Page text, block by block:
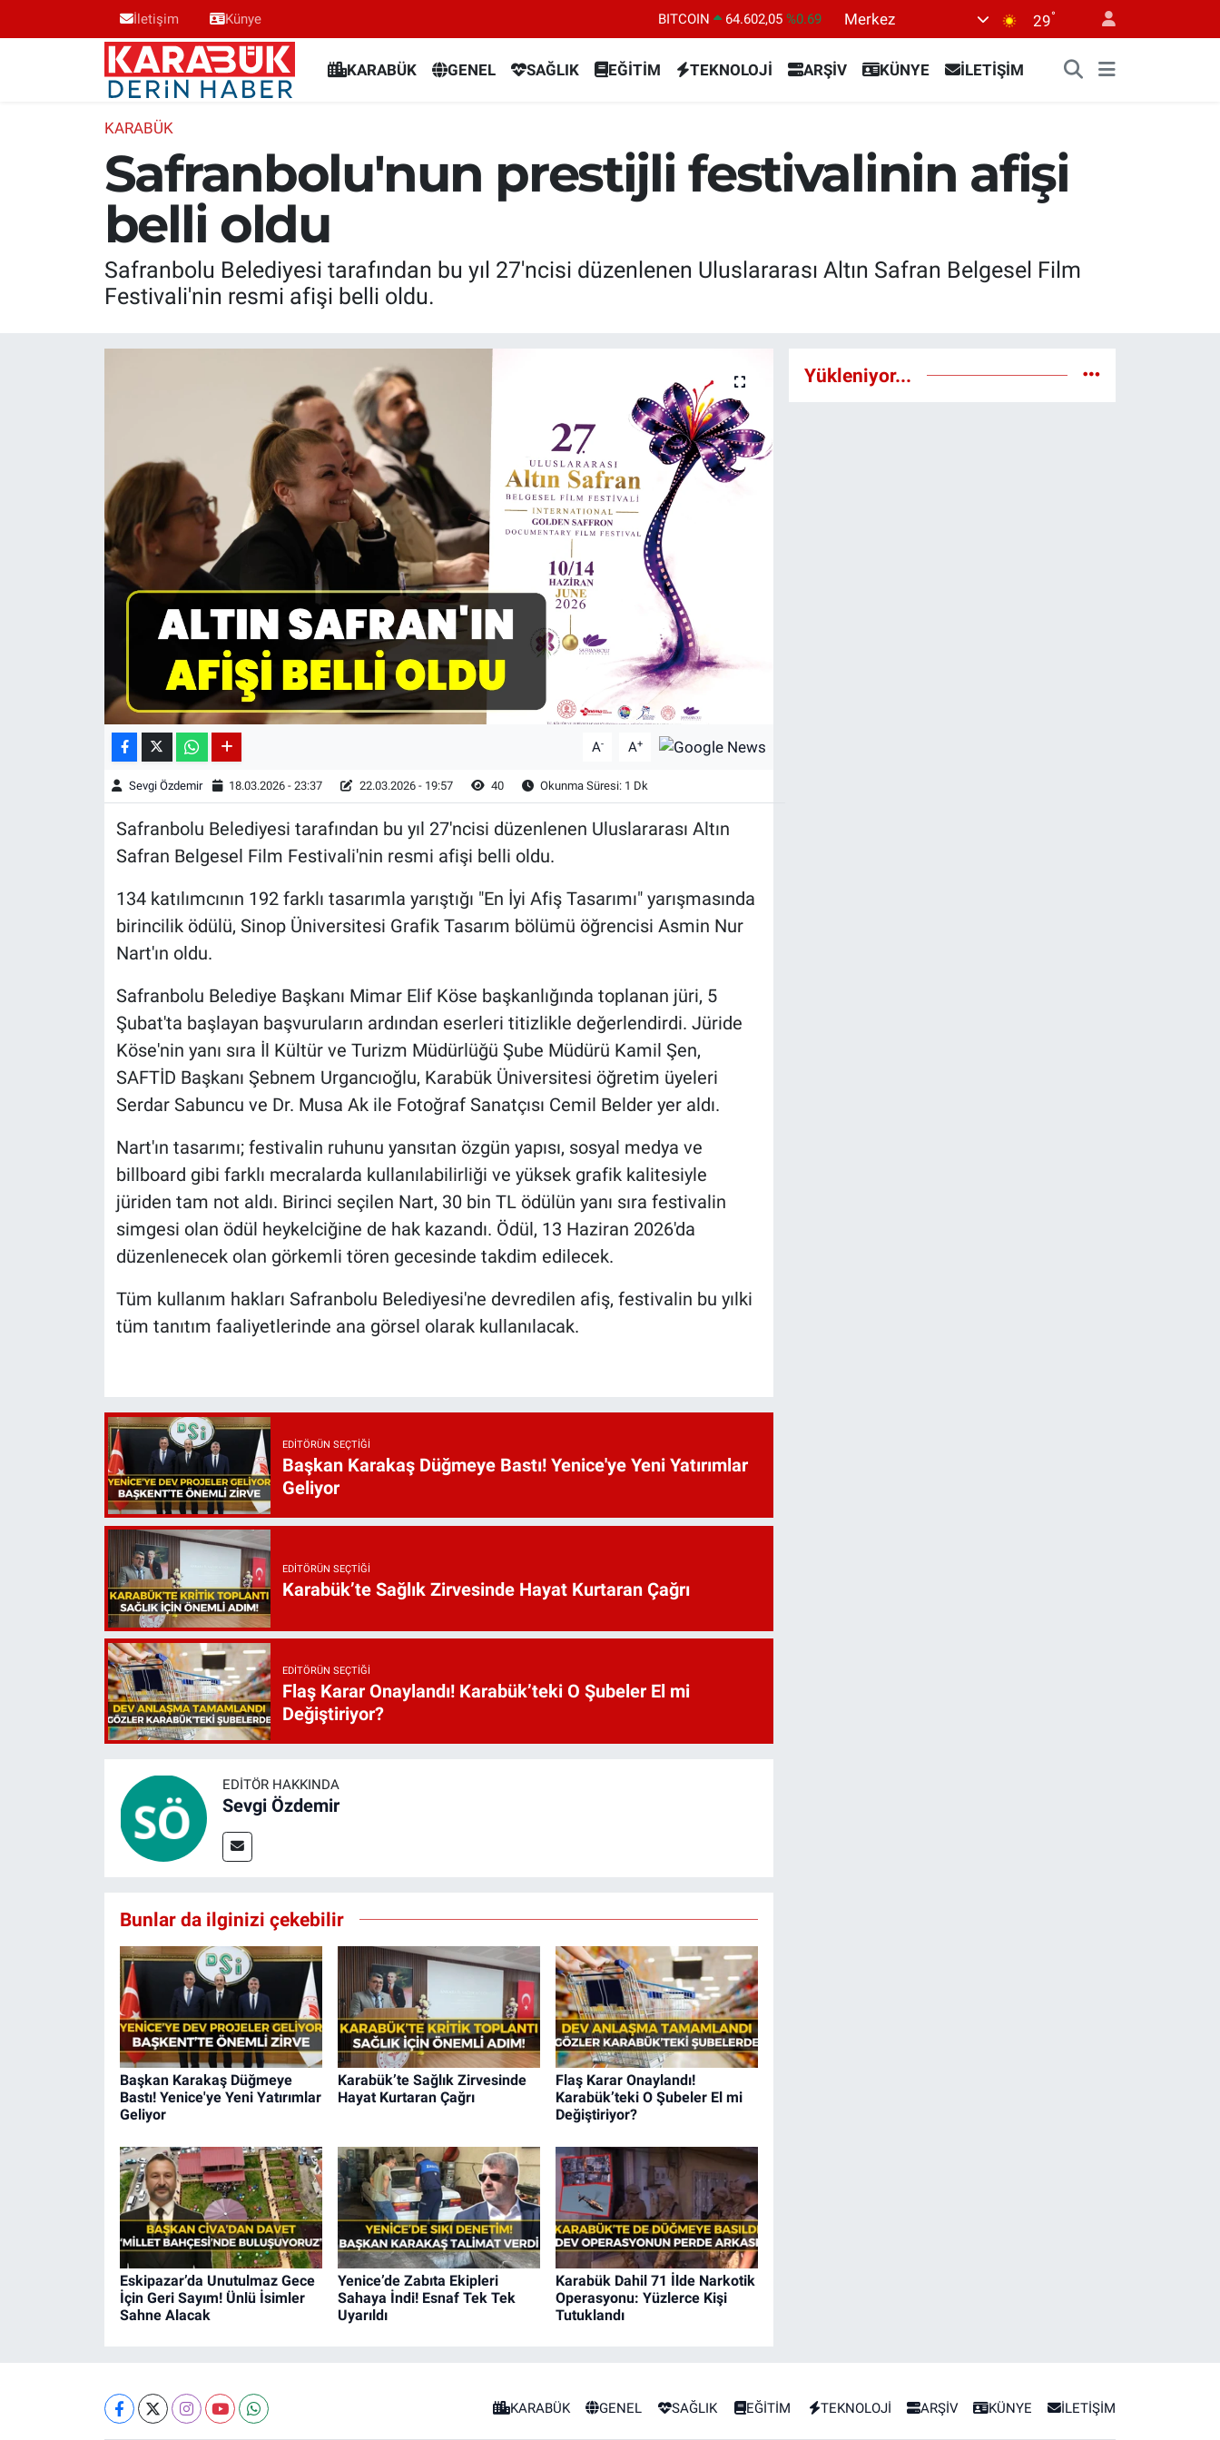
İletişim Künye BITCOIN 64.602,05 %0.69
GRAM ALTIN
%0.32
BİST100
13.768 %48
Merkez 29°
KARABÜK GENEL SAĞLIK EĞİTİM TEKNOLOJİ ARŞİV KÜNYE İLETİŞİM
KARABÜK
Safranbolu'nun prestijli festivalinin afişi
belli oldu
Safranbolu Belediyesi tarafından bu yıl 27'ncisi düzenlenen Uluslararası Altın Safran Belgesel Film
Festivali'nin resmi afişi belli oldu.
A- A+
Sevgi Özdemir 18.03.2026 - 23:37 22.03.2026 - 19:57 40 Okunma Süresi: 1 Dk
Safranbolu Belediyesi tarafından bu yıl 27'ncisi düzenlenen Uluslararası Altın
Safran Belgesel Film Festivali'nin resmi afişi belli oldu.
134 katılımcının 192 farklı tasarımla yarıştığı "En İyi Afiş Tasarımı" yarışmasında
birincilik ödülü, Sinop Üniversitesi Grafik Tasarım bölümü öğrencisi Asmin Nur
Nart'ın oldu.
Safranbolu Belediye Başkanı Mimar Elif Köse başkanlığında toplanan jüri, 5
Şubat'ta başlayan başvuruların ardından eserleri titizlikle değerlendirdi. Jüride
Köse'nin yanı sıra İl Kültür ve Turizm Müdürlüğü Şube Müdürü Kamil Şen,
SAFTİD Başkanı Şebnem Urgancıoğlu, Karabük Üniversitesi öğretim üyeleri
Serdar Sabuncu ve Dr. Musa Ak ile Fotoğraf Sanatçısı Cemil Belder yer aldı.
Nart'ın tasarımı; festivalin ruhunu yansıtan özgün yapısı, sosyal medya ve
billboard gibi farklı mecralarda kullanılabilirliği ve yüksek grafik kalitesiyle
jüriden tam not aldı. Birinci seçilen Nart, 30 bin TL ödülün yanı sıra festivalin
simgesi olan ödül heykelciğine de hak kazandı. Ödül, 13 Haziran 2026'da
düzenlenecek olan görkemli tören gecesinde takdim edilecek.
Tüm kullanım hakları Safranbolu Belediyesi'ne devredilen afiş, festivalin bu yılki
tüm tanıtım faaliyetlerinde ana görsel olarak kullanılacak.
EDITÖRÜN SEÇTIĞI
Başkan Karakaş Düğmeye Bastı! Yenice'ye Yeni Yatırımlar
Geliyor
EDITÖRÜN SEÇTIĞI
Karabük’te Sağlık Zirvesinde Hayat Kurtaran Çağrı
EDITÖRÜN SEÇTIĞI
Flaş Karar Onaylandı! Karabük’teki O Şubeler El mi
Değiştiriyor?
EDITÖR HAKKINDA
Sevgi Özdemir
Bunlar da ilginizi çekebilir
Başkan Karakaş Düğmeye
Bastı! Yenice'ye Yeni Yatırımlar
Geliyor
Karabük’te Sağlık Zirvesinde
Hayat Kurtaran Çağrı
Flaş Karar Onaylandı!
Karabük’teki O Şubeler El mi
Değiştiriyor?
Eskipazar’da Unutulmaz Gece
İçin Geri Sayım! Ünlü İsimler
Sahne Alacak
Yenice’de Zabıta Ekipleri
Sahaya İndi! Esnaf Tek Tek
Uyarıldı
Karabük Dahil 71 İlde Narkotik
Operasyonu: Yüzlerce Kişi
Tutuklandı
Yükleniyor...
KARABÜK GENEL SAĞLIK EĞİTİM TEKNOLOJİ ARŞİV KÜNYE İLETİŞİM
Karabük Nöbetçi Eczaneler
Karabük Hava Durumu
Karabük Trafik Yoğunluk Haritası
Süper Lig Puan Durumu ve Fikstür
Son Dakika Haberleri
Haber Arşivi